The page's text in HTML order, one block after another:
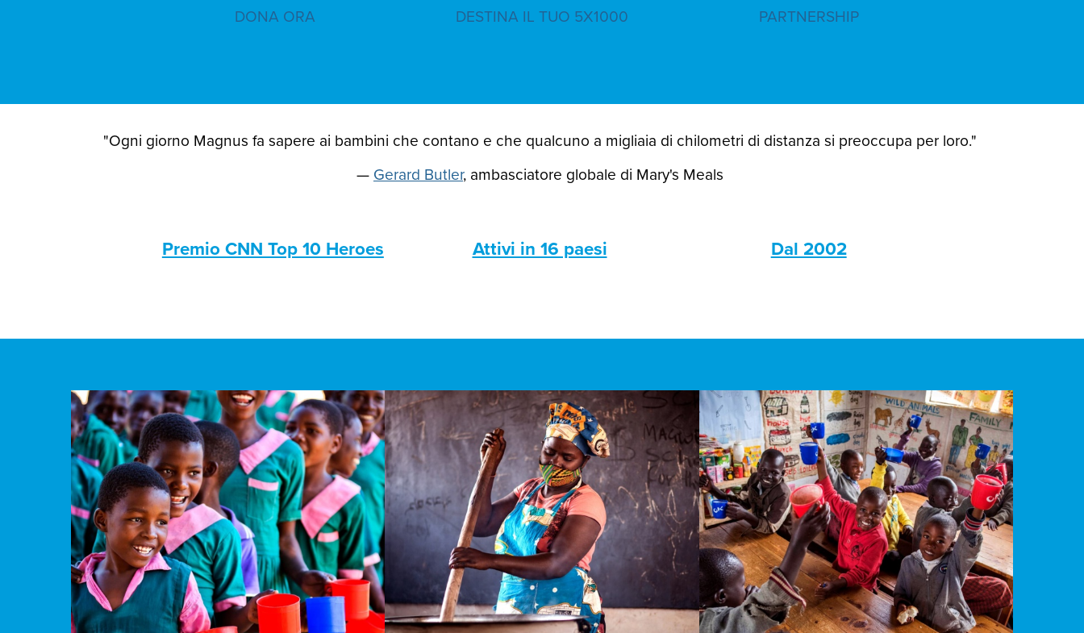
DONA ORA DESTINA IL TUO 5X1000 PARTNERSHIP
"Ogni giorno Magnus fa sapere ai bambini che contano e che qualcuno a migliaia di chilometri di distanza si preoccupa per loro."
— Gerard Butler, ambasciatore globale di Mary's Meals
Premio CNN Top 10 Heroes Attivi in 16 paesi Dal 2002